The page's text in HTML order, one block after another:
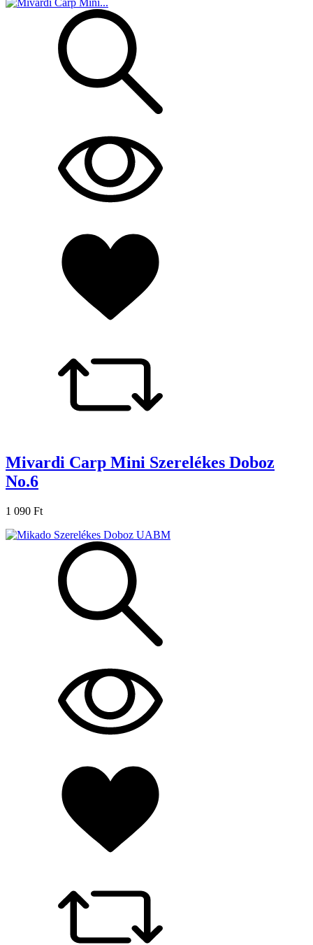
Mivardi Carp Mini Szerelékes Doboz
No.6
1 090 Ft